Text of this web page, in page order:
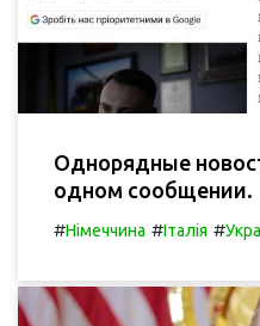
Однорядные
одном сообщении.
#Німеччина #Італія #